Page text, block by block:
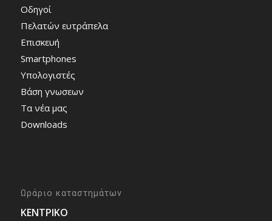
Οδηγοί
Πελατών ευτράπελα
Επισκευή
Smartphones
Υπολογιστές
Bάση γνωσεων
Τα νέα μας
Downloads
Ωράριο καταστημάτων
ΚΕΝΤΡΙΚΟ